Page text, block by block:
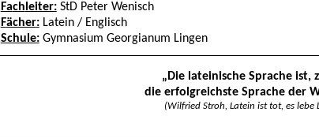
Fach leiter: StD Peter Wenisch
Fächer:Latein / Englisch
Schule:Gymnasium Georgianum Lingen
„Die lateinische Sprache ist,
die erfolgreichste Sprache der
(Wilfried Stroh, Latein ist tot, es lebe